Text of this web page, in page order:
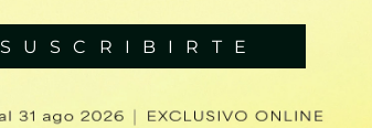
SUSCRIBIRTE